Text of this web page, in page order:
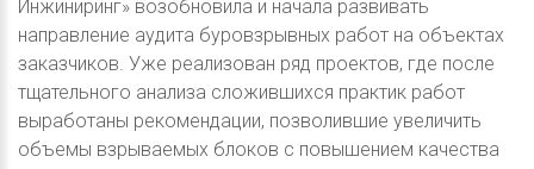
Инжиниринг» возобновила и начала развивать
направление аудита буровзрывных работ на объектах
заказчиков. Уже реализован ряд проектов, где после
тщательного анализа сложившихся практик работ
выработаны рекомендации, позволившие увеличить
объемы взрываемых блоков с повышением качества